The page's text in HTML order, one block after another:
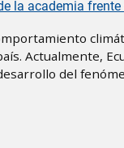
la academia
Actualmente,
del